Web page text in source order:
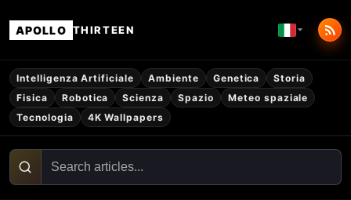
APOLLO THIRTEEN
Intelligenza Artificiale Ambiente Genetica
Storia
Fisica
Robotica Scienza Spazio
Meteo spaziale
Tecnologia
4K Wallpapers